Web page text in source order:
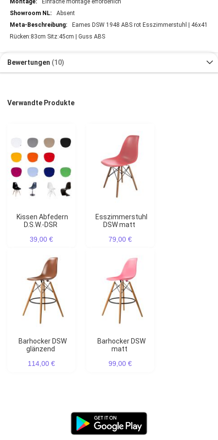
Einfache montage erforderlich
Absent
Eames DSW 1948 ABS rot Esszimmerstuhl | 46x41
Rücken:83cm Sitz:45cm | Guss ABS
Bewertungen 10
Verwandte Produkte
Kissen Abfedern
D.S.W.-DSR
39,00 €
Esszimmerstuhl
DSW matt
79,00 €
Barhocker DSW
glänzend
114,00 €
Barhocker DSW
matt
99,00 €